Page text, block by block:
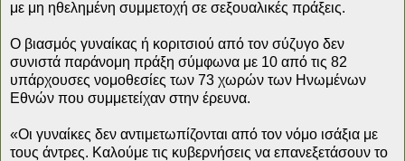
με μη ηθελημένη συμμετοχή σε σεξουαλικές πράξεις.
Ο βιασμός γυναίκας ή κοριτσιού από τον σύζυγο δεν
συνιστά παράνομη πράξη σύμφωνα με 10 από τις 82
υπάρχουσες νομοθεσίες των 73 χωρών των Ηνωμένων
Εθνών που συμμετείχαν στην έρευνα.
«Οι γυναίκες δεν αντιμετωπίζονται από τον νόμο ισάξια με
τους άντρες. Καλούμε τις κυβερνήσεις να επανεξετάσουν το